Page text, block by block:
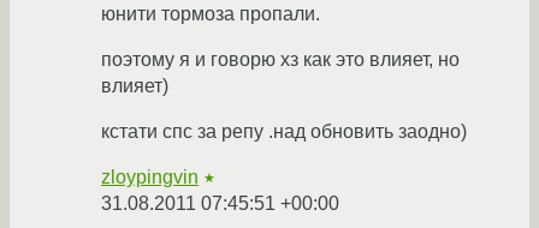
юнити тормоза пропали.
поэтому я и говорю хз как это влияет, но
влияет)
кстати спс за репу .над обновить заодно)
zloypingvin ★
31.08.2011 07:45:51 +00:00